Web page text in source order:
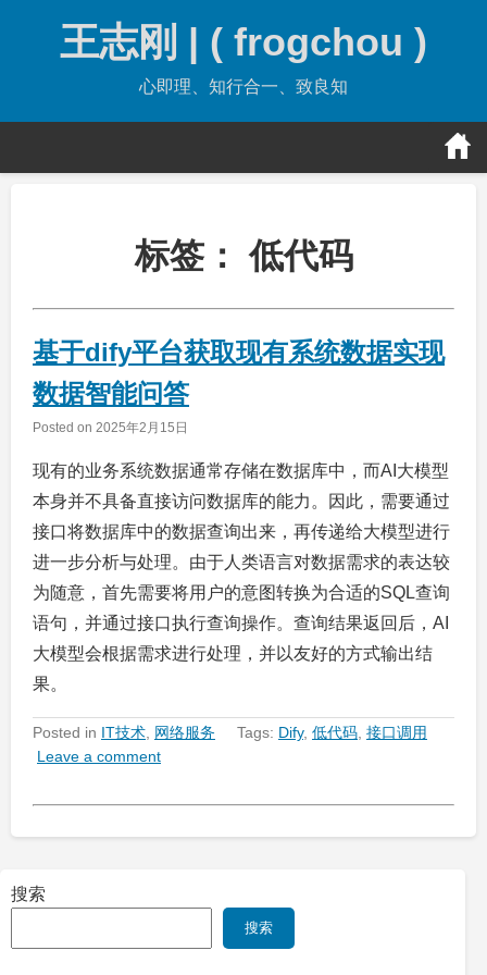
王志刚 | ( frogchou )
心即理、知行合一、致良知
标签：低代码
基于dify平台获取现有系统数据实现
数据智能问答
Posted on 2025年2月15日
现有的业务系统数据通常存储在数据库中，而AI大模型
本身并不具备直接访问数据库的能力。因此，需要通过
接口将数据库中的数据查询出来，再传递给大模型进行
进一步分析与处理。由于人类语言对数据需求的表达较
为随意，首先需要将用户的意图转换为合适的SQL查询
语句，并通过接口执行查询操作。查询结果返回后，AI
大模型会根据需求进行处理，并以友好的方式输出结
果。
Posted in IT技术 网络服务 Tags: Dify, 低代码 接口调用
Leave a comment
搜索
搜索